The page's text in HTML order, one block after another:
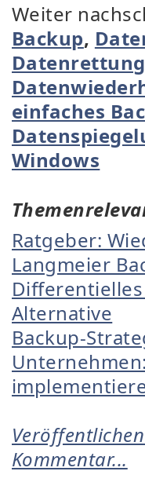
Weiter
Backup,
Datenrettung
einfaches
Windows
Ratgeber:
Langmeier
Alternative
Backup-
Kommentar...